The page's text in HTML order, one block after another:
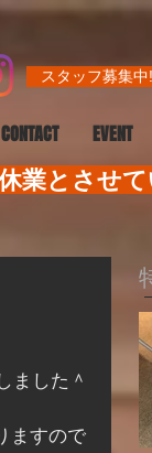
スタッフ募集中!
CONTACT EVENT
業とさせ
ました＾
ますので